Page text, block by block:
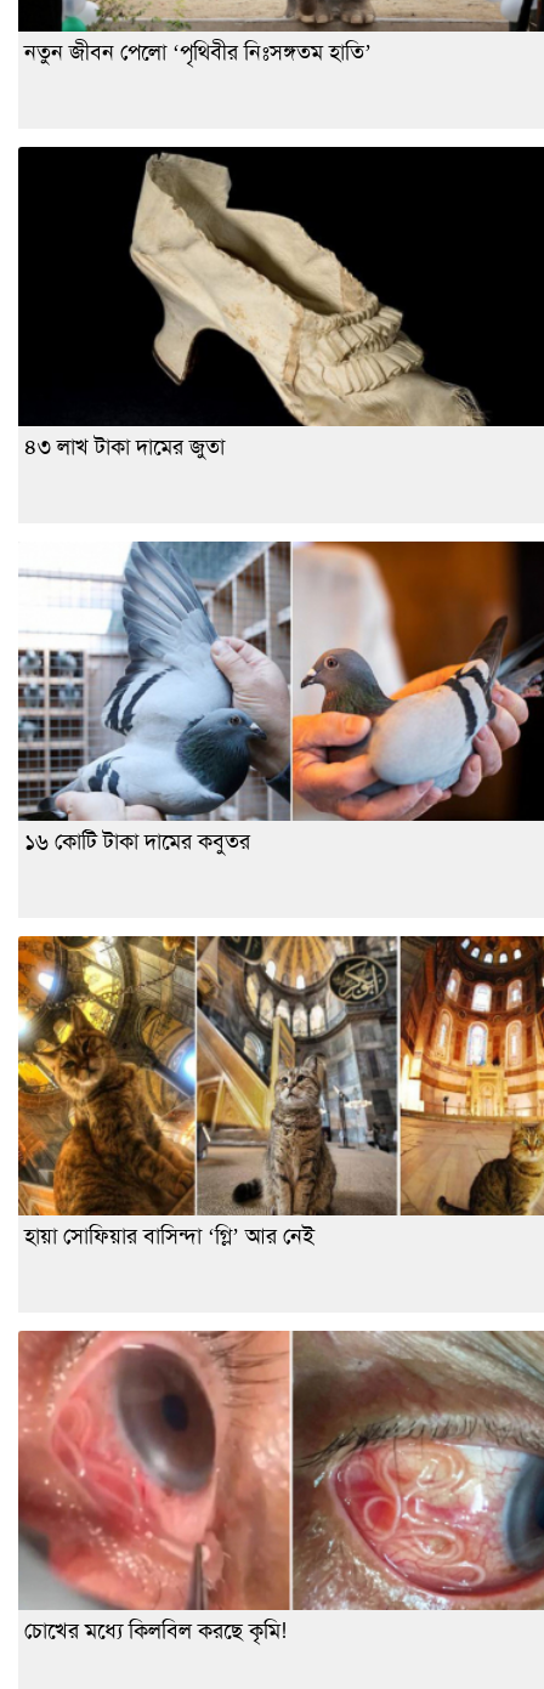
নতুন জীবন পেলো ‘পৃথিবীর নিঃসঙ্গতম হাতি’
৪৩ লাখ টাকা দামের জুতা
১৬ কোটি টাকা দামের কবুতর
হায়া সোফিয়ার বাসিন্দা ‘গ্লি’ আর নেই
চোখের মধ্যে কিলবিল করছে কৃমি!